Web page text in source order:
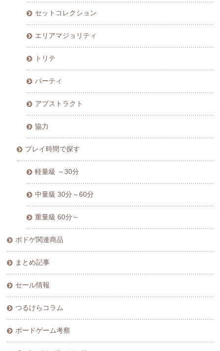
セットコレクション
エリアマジョリティ
トリテ
パーティ
アブストラクト
協力
プレイ時間で探す
軽量級 ～30分
中量級 30分～60分
重量級 60分～
ボドゲ関連商品
まとめ記事
セール情報
つるけらコラム
ボードゲーム考察